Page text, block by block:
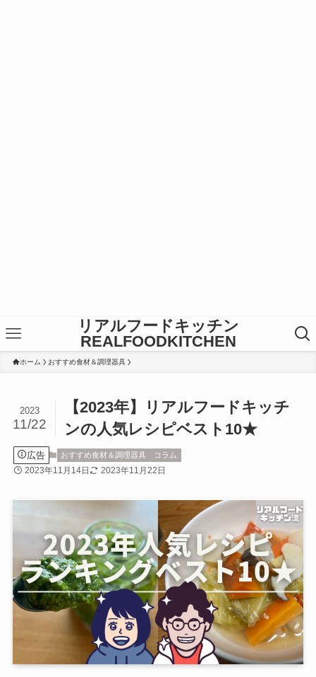
リアルフードキッチン
REALFOODKITCHEN
ホーム おすすめ食材＆調理器具
【2023年】リアルフードキッチ
ンの人気レシピベスト10★
2023
11/22
広告 おすすめ食材＆調理器具 コラム
2023年11月14日 2023年11月22日